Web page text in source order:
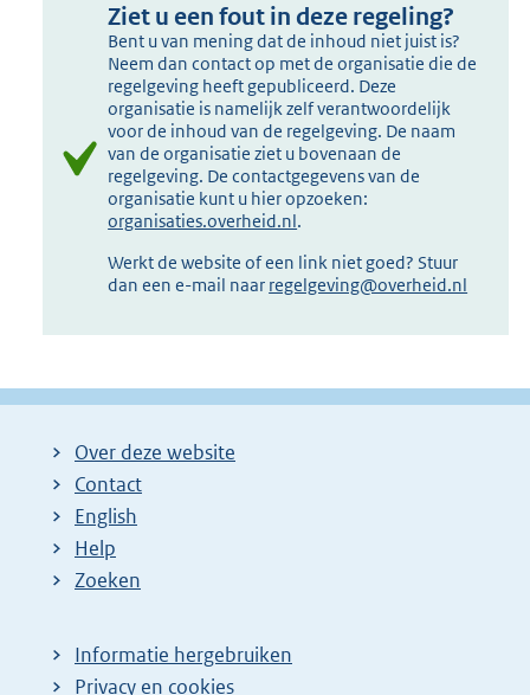
Ziet u een fout in deze regeling?
Bent u van mening dat de inhoud niet juist is?
Neem dan contact op met de organisatie die de
regelgeving heeft gepubliceerd. Deze
organisatie is namelijk zelf verantwoordelijk
voor de inhoud van de regelgeving. De naam
van de organisatie ziet u bovenaan de
regelgeving. De contactgegevens van de
organisatie kunt u hier opzoeken:
organisaties.overheid.nl.
Werkt de website of een link niet goed? Stuur
dan een e-mail naar regelgeving@overheid.nl
Over deze website
Contact
English
Help
Zoeken
Informatie hergebruiken
Privacy en cookies